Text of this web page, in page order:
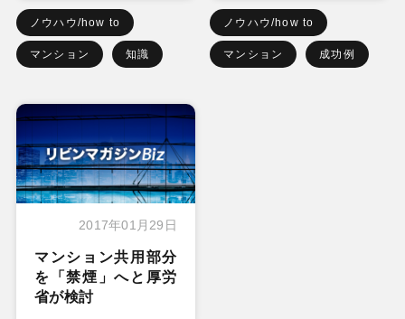
ノウハウ/how to
マンション 知識
ノウハウ/how to
マンション 成功例
2017年01月29日
マンション共用部分
を「禁煙」へと厚労
省が検討